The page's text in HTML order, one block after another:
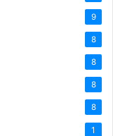
9
8
8
8
8
1